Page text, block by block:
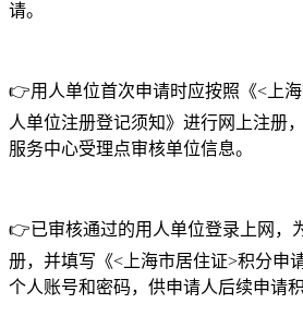
请。
👉用人单位首次申请时应按照《<上
人单位注册登记须知》进行网上注册
服务中心受理点审核单位信息。
👉已审核通过的用人单位登录上网，
册，并填写《<上海市居住证>积分申
个人账号和密码，供申请人后续申请